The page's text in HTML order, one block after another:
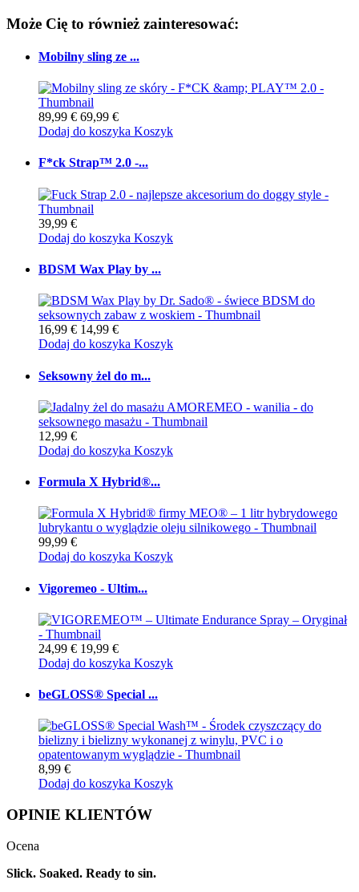
Może Cię to również zainteresować:
Mobilny sling ze ...
89,99 € 69,99 €
Dodaj do koszyka Koszyk
F*ck Strap™ 2.0 -...
39,99 €
Dodaj do koszyka Koszyk
BDSM Wax Play by ...
16,99 € 14,99 €
Dodaj do koszyka Koszyk
Seksowny żel do m...
12,99 €
Dodaj do koszyka Koszyk
Formula X Hybrid®...
99,99 €
Dodaj do koszyka Koszyk
Vigoremeo - Ultim...
24,99 € 19,99 €
Dodaj do koszyka Koszyk
beGLOSS® Special ...
8,99 €
Dodaj do koszyka Koszyk
OPINIE KLIENTÓW
Ocena
Slick. Soaked. Ready to sin.